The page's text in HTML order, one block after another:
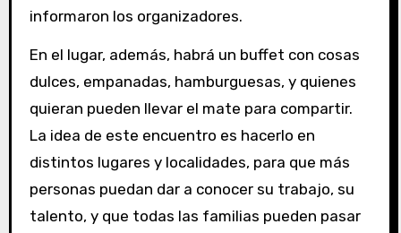
informaron los organizadores.
En el lugar, además, habrá un buffet con cosas
dulces, empanadas, hamburguesas, y quienes
quieran pueden llevar el mate para compartir.
La idea de este encuentro es hacerlo en
distintos lugares y localidades, para que más
personas puedan dar a conocer su trabajo, su
talento, y que todas las familias pueden pasar